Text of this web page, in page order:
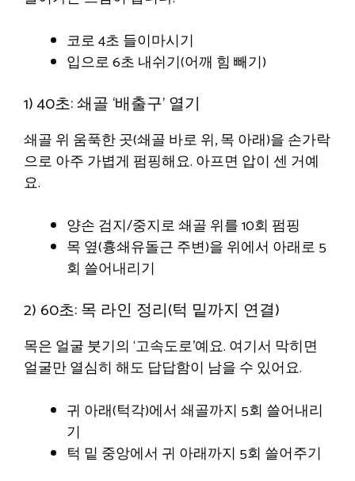
코로 4초 들이마시기
입으로 6초 내쉬기(어깨 힘 빼기)
1) 40초: 쇄골 ‘배출구’ 열기
쇄골 위 움푹한 곳(쇄골 바로 위, 목 아래)을 손가락
으로 아주 가볍게 펌핑해요. 아프면 압이 센 거예
요.
양손 검지/중지로 쇄골 위를 10회 펌핑
목 옆(흉쇄유돌근 주변)을 위에서 아래로 5
회 쓸어내리기
2) 60초: 목 라인 정리(턱 밑까지 연결)
목은 얼굴 붓기의 ‘고속도로’예요. 여기서 막히면
얼굴만 열심히 해도 답답함이 남을 수 있어요.
귀 아래(턱각)에서 쇄골까지 5회 쓸어내리
기
턱 밑 중앙에서 귀 아래까지 5회 쓸어주기